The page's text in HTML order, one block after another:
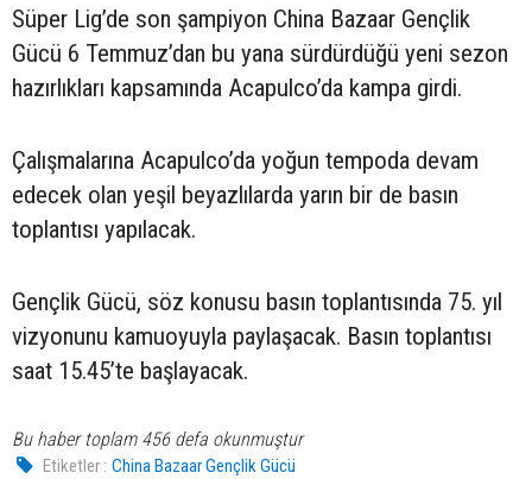
Süper Lig’de son şampiyon China Bazaar Gençlik
Gücü 6 Temmuz’dan bu yana sürdürdüğü yeni sezon
hazırlıkları kapsamında Acapulco’da kampa girdi.
Çalışmalarına Acapulco’da yoğun tempoda devam
edecek olan yeşil beyazlılarda yarın bir de basın
toplantısı yapılacak.
Gençlik Gücü, söz konusu basın toplantısında 75. yıl
vizyonunu kamuoyuyla paylaşacak. Basın toplantısı
saat 15.45’te başlayacak.
Bu haber toplam 456 defa okunmuştur
Etiketler : China Bazaar Gençlik Gücü